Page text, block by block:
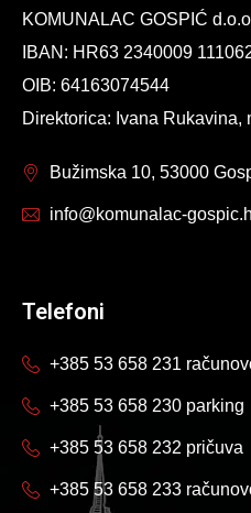
KOMUNALAC GOSPIĆ
IBAN: HR63 2340009
OIB: 64163074544
Direktorica: Ivana Rukavina,
Bužimska 10, 53000
info@komunalac-
Telefoni
+385 53 658 231
+385 53 658 230 parking
+385 53 658 232 pričuva
+385 53 658 233